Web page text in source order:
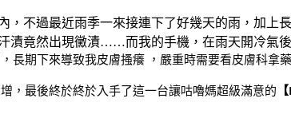
不過最近雨季一來接連下了好幾天的雨，加上
竟然出現黴漬……而我的手機，在雨天開冷氣
長期下來導致我皮膚搔癢 ，嚴重時需要看皮膚科拿藥
，最後終於終於入手了這一台讓咕嚕媽超級滿意的